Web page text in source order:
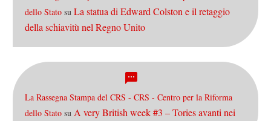
dello Stato su La statua di Edward Colston e il retaggio
della schiavitù nel Regno Unito
La Rassegna Stampa del CRS - CRS - Centro per la Riforma
dello Stato su A very British week #3 – Tories avanti nei